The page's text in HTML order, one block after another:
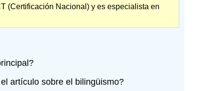
Hablar
en
(Certificación Nacional) y es especialista en
artículo sobre el bilingüismo?